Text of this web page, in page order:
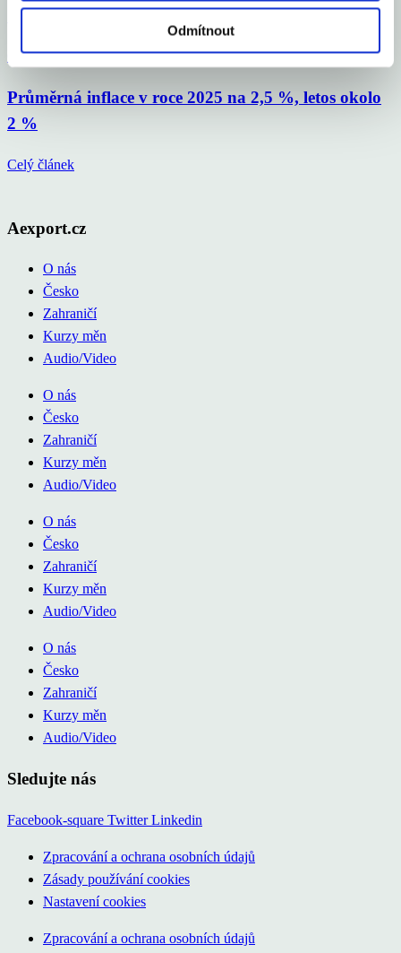
Odmítnout
% více než v roce 2024
Celý článek
Průměrná inflace v roce 2025 na 2,5 %, letos okolo
2 %
Celý článek
Aexport.cz
O nás
Česko
Zahraničí
Kurzy měn
Audio/Video
O nás
Česko
Zahraničí
Kurzy měn
Audio/Video
O nás
Česko
Zahraničí
Kurzy měn
Audio/Video
O nás
Česko
Zahraničí
Kurzy měn
Audio/Video
Sledujte nás
Facebook-square Twitter Linkedin
Zpracování a ochrana osobních údajů
Zásady používání cookies
Nastavení cookies
Zpracování a ochrana osobních údajů